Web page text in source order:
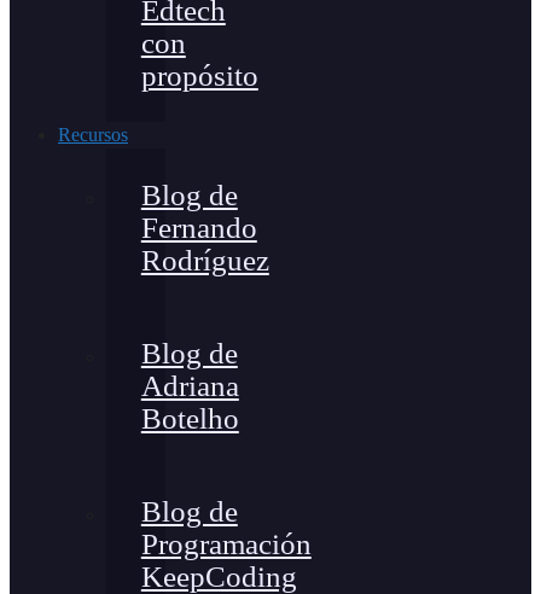
Edtech
con
propósito
Recursos
Blog de
Fernando
Rodríguez
Blog de
Adriana
Botelho
Blog de
Programación
KeepCoding